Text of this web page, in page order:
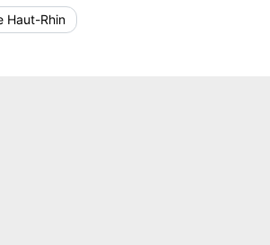
Haut-Rhin